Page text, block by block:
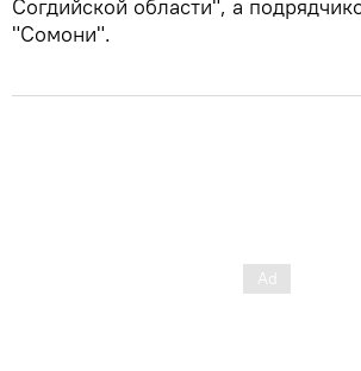
Согдийской области", а
"Сомони".